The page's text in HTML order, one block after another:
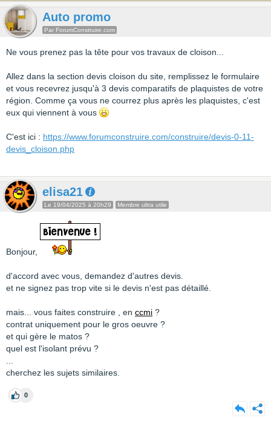
Auto promo
Par ForumConstruire.com
Ne vous prenez pas la tête pour vos travaux de cloison...
Allez dans la section devis cloison du site, remplissez le formulaire
et vous recevrez jusqu'à 3 devis comparatifs de plaquistes de votre
région. Comme ça vous ne courrez plus après les plaquistes, c'est
eux qui viennent à vous
C'est ici : https://www.forumconstruire.com/construire/devis-0-11-
devis_cloison.php
elisa21
Le 19/04/2025 à 20h29 Membre ultra utile
Bonjour,
d'accord avec vous, demandez d'autres devis.
et ne signez pas trop vite si le devis n'est pas détaillé.
mais... vous faites construire , en ccmi ?
contrat uniquement pour le gros oeuvre ?
et qui gère le matos ?
quel est l'isolant prévu ?
cherchez les sujets similaires.
0